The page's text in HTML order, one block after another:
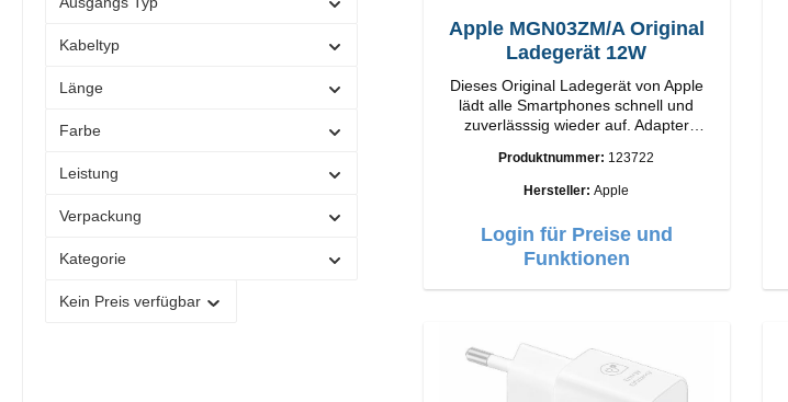
Kabeltyp
Länge
Farbe
Leistung
Verpackung
Kategorie
Kein Preis verfügbar
Apple MGN03ZM/A Original
Ladegerät 12W
Dieses Original Ladegerät von Apple
lädt alle Smartphones schnell und
zuverlässsig wieder auf. Adapter
Verarbeitung Anschlüsse: USB-A
Output: 12W Farbe: Weiß
Produktnummer: 123722
Hersteller:Apple
Login für Preise und
Funktionen